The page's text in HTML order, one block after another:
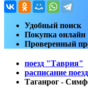
Удобный поиск
Покупка онлайн
Проверенный
поезд "Таврия"
расписание
Таганрог -